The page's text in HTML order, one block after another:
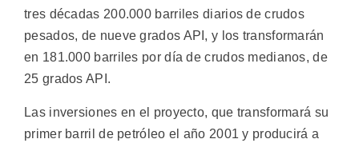
tres décadas 200.000 barriles diarios de crudos
pesados, de nueve grados API, y los transformarán
en 181.000 barriles por día de crudos medianos, de
25 grados API.
Las inversiones en el proyecto, que transformará su
primer barril de petróleo el año 2001 y producirá a